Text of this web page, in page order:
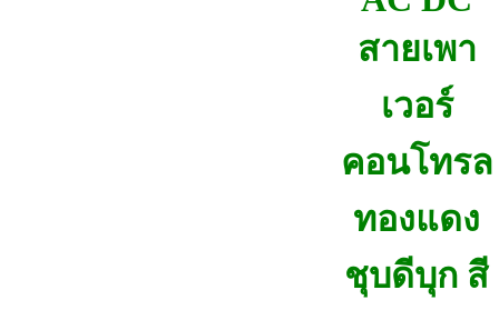
สายเพา
เวอร์
คอนโทรล
ทองแดง
ชุบดีบุก สี